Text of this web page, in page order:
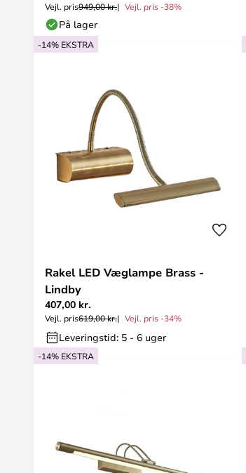
Vejl. pris949,00 kr. Vejl. pris -38%
På lager
-14% EKSTRA
Rakel LED Væglampe Brass -
Lindby
407,00 kr.
Vejl. pris619,00 kr. Vejl. pris -34%
Leveringstid: 5 - 6 uger
-14% EKSTRA